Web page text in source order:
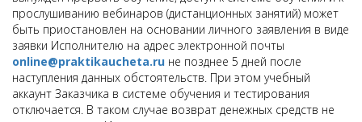
прослушиванию вебинаров (дистанционных занятий) может
быть приостановлен на основании личного заявления в виде
заявки Исполнителю на адрес электронной почты
online@praktikaucheta.ru не позднее 5 дней после
наступления данных обстоятельств. При этом учебный
аккаунт Заказчика в системе обучения и тестирования
отключается. В таком случае возврат денежных средств не